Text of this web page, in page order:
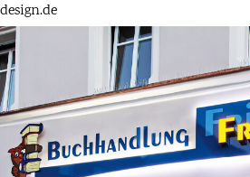
design.de